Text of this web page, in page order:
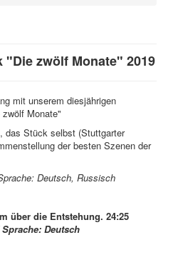
zwölf Monate" 2019
mit unserem diesjährigen
Monate"
das Stück selbst (Stuttgarter
der besten Szenen der
Deutsch, Russisch
über die Entstehung. 24:25
Sprache: Deutsch